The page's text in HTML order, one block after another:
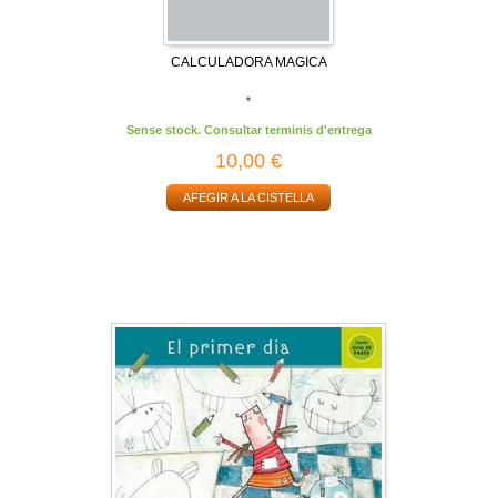
CALCULADORA MAGICA
*
Sense stock. Consultar terminis d'entrega
10,00 €
AFEGIR A LA CISTELLA